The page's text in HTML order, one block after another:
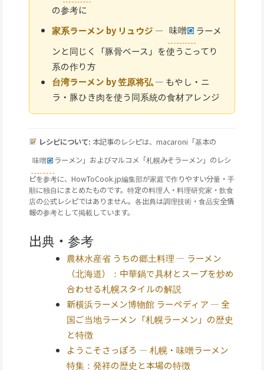
の参考に
家系ラーメン by リュウジ — 味噌
ラーメ
ンと同じく「豚骨ベース」を使うこってり
系の作り方
台湾ラーメン by 笠原将弘— もやし・ニ
ラ・豚ひき肉を使う同系統の食材アレンジ
レシピについて: 本記事のレシピは、macaroni「基本の
味噌
ラーメン」およびマルコメ「札幌みそラーメン」のレシ
ピを参考に、HowToCook.jp編集部が家庭で作りやすい分量・手
順に独自にまとめたものです。特定の料理人・料理研究家・飲食
店の公式レシピではありません。各出典は調理技術・食品安全情
報の参考として掲載しています。
出典・参考
農林水産省 うちの郷土料理 — ラーメン
（北海道）：中華鍋で具材とスープを炒め
合わせる札幌スタイルの解説
新横浜ラーメン博物館 ラーペディア — 全
国ご当地ラーメン「札幌ラーメン」の歴史
と特徴
ようこそさっぽろ — 札幌・味噌ラーメン
特集：発祥の歴史と本場の特徴